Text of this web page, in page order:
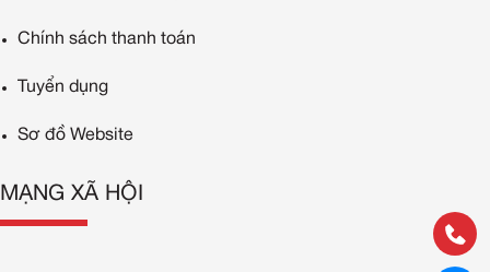
Chính sách thanh toán
Tuyển dụng
Sơ đồ Website
MẠNG XÃ HỘI